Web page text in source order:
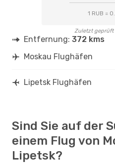
1 RUB =
Zuletzt geprüft
Entfernung: 372 kms
Moskau Flughäfen
Lipetsk Flughäfen
Sind Sie auf der
einem Flug von
Lipetsk?